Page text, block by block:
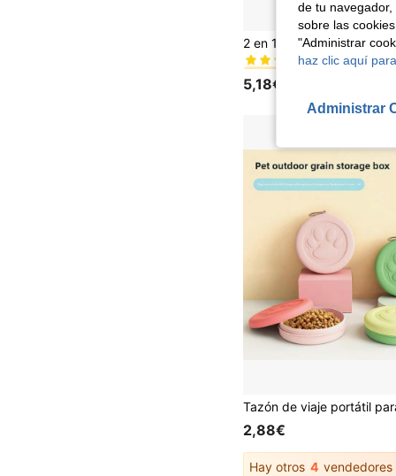
#4 Más vendidos
(1000+)
#4 Más vendidos
#4 Más vendidos
#4 Más vendidos
(1000+)
5,18€
2,88€
Hay otros 4 vendedores
de tu
sobre las
"Administrar
haz clic aquí
Administrar